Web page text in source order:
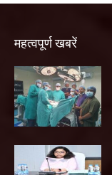
महत्वपूर्ण खबरें